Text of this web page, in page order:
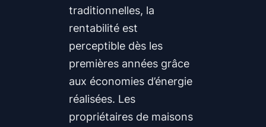
traditionnelles, la
rentabilité est
perceptible dès les
premières années grâce
aux économies d’énergie
réalisées. Les
propriétaires de maisons